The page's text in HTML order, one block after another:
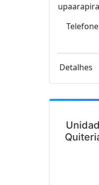
Detalhes